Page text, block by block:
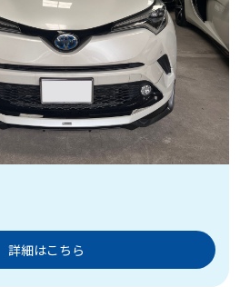
詳細はこちら